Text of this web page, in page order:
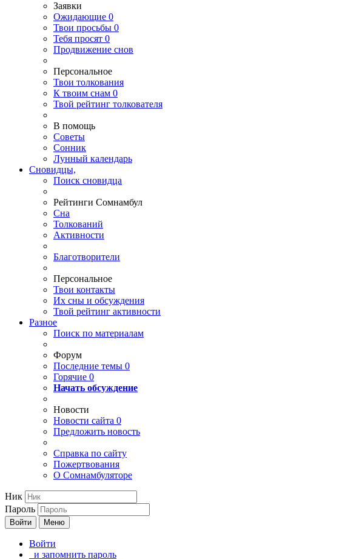
Заявки
Ожидающие 0
Твои просьбы 0
Тебя просят 0
Продвижение снов
Персональное
Твои толкования
К твоим снам 0
Твой рейтинг толкователя
В помощь
Советы
Сонник
Лунный календарь
Сновидцы,
Поиск сновидца
Рейтинги Сомнамбул
Сна
Толкований
Активности
Благотворители
Персональное
Твои контакты
Их сны и обсуждения
Твой рейтинг активности
Разное
Поиск по материалам
Форум
Последние темы 0
Горячие 0
Начать обсуждение
Новости
Новости сайта 0
Предложить новость
Справка по сайту
Пожертвования
О Сомнамбуляторе
Ник
Пароль
Войти Меню
Войти
и запомнить пароль